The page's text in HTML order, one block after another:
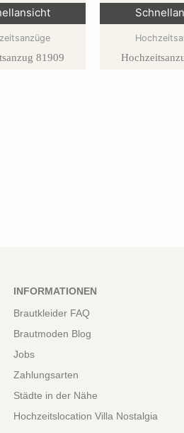
81909
INFORMATIONEN
Brautkleider FAQ
Brautmoden Blog
Jobs
Zahlungsarten
Städte in der Nähe
Hochzeitslocation Villa Nostalgia